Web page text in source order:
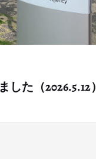
都市計画コン
部version）